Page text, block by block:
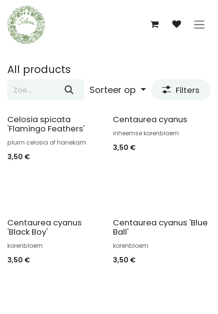
Overslaan naar inhoud
All products
Sorteer op Filters
Celosia spicata
'Flamingo Feathers'
pluim celosia of hanekam
3,50 €
Centaurea cyanus
inheemse korenbloem
3,50 €
Centaurea cyanus
'Black Boy'
korenbloem
3,50 €
Centaurea cyanus 'Blue
Ball'
korenbloem
3,50 €